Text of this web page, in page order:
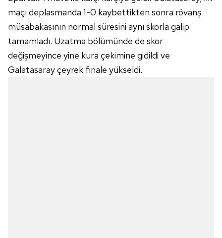
maçı deplasmanda 1-0 kaybettikten sonra rövanş
müsabakasının normal süresini aynı skorla galip
tamamladı. Uzatma bölümünde de skor
değişmeyince yine kura çekimine gidildi ve
Galatasaray çeyrek finale yükseldi.